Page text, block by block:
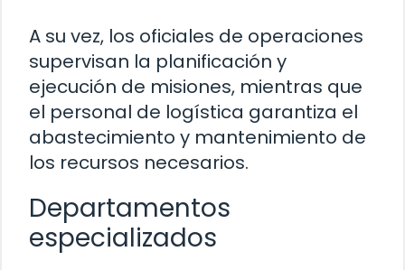
A su vez, los oficiales de operaciones
supervisan la planificación y
ejecución de misiones, mientras que
el personal de logística garantiza el
abastecimiento y mantenimiento de
los recursos necesarios.
Departamentos
especializados